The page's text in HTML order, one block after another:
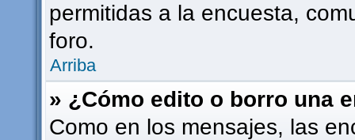
permitidas a la encuesta,
foro.
Arriba
» ¿Cómo edito o borro una
Como en los mensajes, las